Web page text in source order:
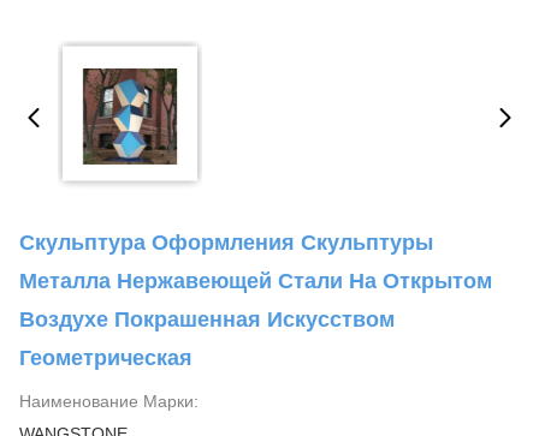
Скульптура Оформления Скульптуры
Металла Нержавеющей Стали На Открытом
Воздухе Покрашенная Искусством
Геометрическая
Наименование Марки: